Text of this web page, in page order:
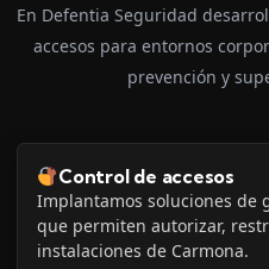
En Defentia Seguridad
accesos para entornos
prevención y
Control de accesos
Implantamos soluciones de
que permiten autorizar,
instalaciones de Carmona.